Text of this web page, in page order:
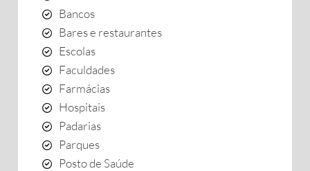
Bancos
Bares e restaurantes
Escolas
Faculdades
Farmácias
Hospitais
Padarias
Parques
Posto de Saúde